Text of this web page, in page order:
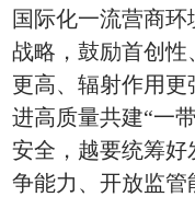
国际化一流营商
战略，鼓励首创性
更高、辐射作用
进高质量共建“一
安全，越要统筹
争能力、开放监